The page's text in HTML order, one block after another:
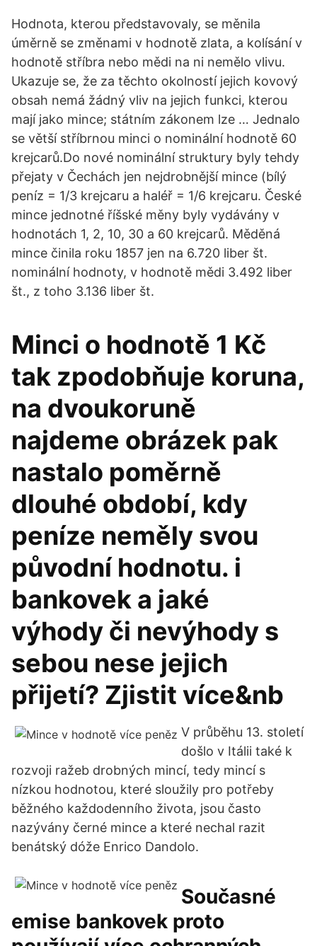
Hodnota, kterou představovaly, se měnila
úměrně se změnami v hodnotě zlata, a kolísání v
hodnotě stříbra nebo mědi na ni nemělo vlivu.
Ukazuje se, že za těchto okolností jejich kovový
obsah nemá žádný vliv na jejich funkci, kterou
mají jako mince; státním zákonem lze … Jednalo
se větší stříbrnou minci o nominální hodnotě 60
krejcarů.Do nové nominální struktury byly tehdy
přejaty v Čechách jen nejdrobnější mince (bílý
peníz = 1/3 krejcaru a haléř = 1/6 krejcaru. České
mince jednotné říšské měny byly vydávány v
hodnotách 1, 2, 10, 30 a 60 krejcarů. Měděná
mince činila roku 1857 jen na 6.720 liber št.
nominální hodnoty, v hodnotě mědi 3.492 liber
št., z toho 3.136 liber št.
Minci o hodnotě 1 Kč
tak zpodobňuje koruna,
na dvoukoruně
najdeme obrázek pak
nastalo poměrně
dlouhé období, kdy
peníze neměly svou
původní hodnotu. i
bankovek a jaké
výhody či nevýhody s
sebou nese jejich
přijetí? Zjistit více&nb
V průběhu 13. století
došlo v Itálii také k
rozvoji ražeb drobných mincí, tedy mincí s
nízkou hodnotou, které sloužily pro potřeby
běžného každodenního života, jsou často
nazývány černé mince a které nechal razit
benátský dóže Enrico Dandolo.
Současné
emise bankovek proto